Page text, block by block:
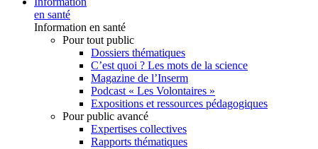
en santé
Information en santé
Pour tout public
Dossiers thématiques
C’est quoi ? Les mots de la science
Magazine de l’Inserm
Podcast « Les Volontaires »
Expositions et ressources pédagogiques
Pour public avancé
Expertises collectives
Rapports thématiques